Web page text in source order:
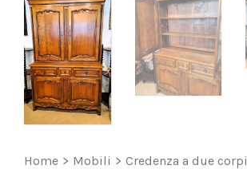
Home > Mobili > Credenza a due corpi